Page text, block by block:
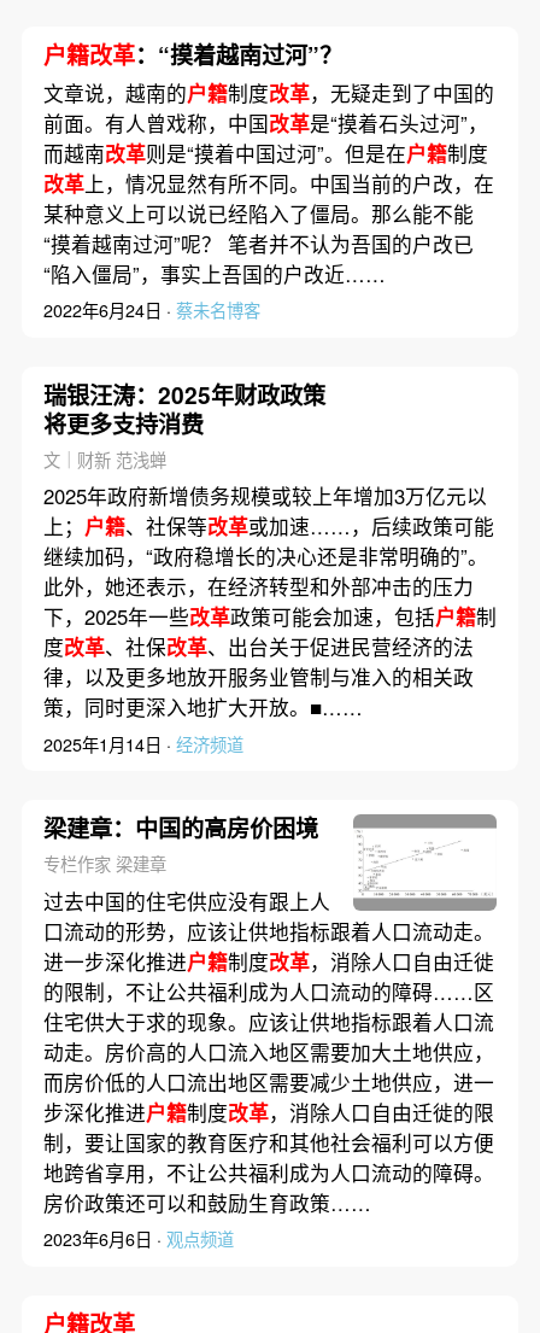
户籍改革：“摸着越南过河”？
文章说，越南的户籍制度改革，无疑走到了中国的
前面。有人曾戏称，中国改革是“摸着石头过河”，
而越南改革则是“摸着中国过河”。但是在户籍制度
改革上，情况显然有所不同。中国当前的户改，在
某种意义上可以说已经陷入了僵局。那么能不能
“摸着越南过河”呢？ 笔者并不认为吾国的户改已
“陷入僵局”，事实上吾国的户改近……
2022年6月24日 · 蔡未名博客
瑞银汪涛：2025年财政政策
将更多支持消费
文｜财新 范浅蝉
2025年政府新增债务规模或较上年增加3万亿元以
上； 户籍、社保等改革或加速……，后续政策可能
继续加码，“政府稳增长的决心还是非常明确的”。
此外，她还表示，在经济转型和外部冲击的压力
下，2025年一些改革政策可能会加速，包括户籍制
度改革、社保改革、出台关于促进民营经济的法
律，以及更多地放开服务业管制与准入的相关政
策，同时更深入地扩大开放。■……
2025年1月14日 · 经济频道
梁建章：中国的高房价困境
专栏作家 梁建章
过去中国的住宅供应没有跟上人
口流动的形势，应该让供地指标跟着人口流动走。
进一步深化推进户籍制度改革，消除人口自由迁徙
的限制，不让公共福利成为人口流动的障碍……区
住宅供大于求的现象。应该让供地指标跟着人口流
动走。房价高的人口流入地区需要加大土地供应，
而房价低的人口流出地区需要减少土地供应，进一
步深化推进户籍制度改革，消除人口自由迁徙的限
制，要让国家的教育医疗和其他社会福利可以方便
地跨省享用，不让公共福利成为人口流动的障碍。
房价政策还可以和鼓励生育政策……
2023年6月6日 · 观点频道
户籍改革